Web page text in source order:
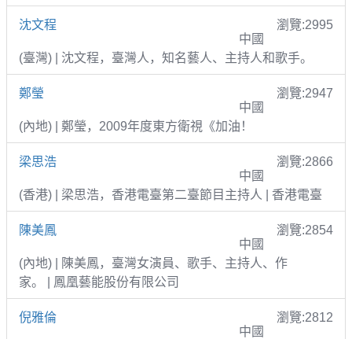
沈文程
瀏覽:2995
中國
(臺灣) | 沈文程，臺灣人，知名藝人、主持人和歌手。
鄭瑩
瀏覽:2947
中國
(內地) | 鄭瑩，2009年度東方衛視《加油！
梁思浩
瀏覽:2866
中國
(香港) | 梁思浩，香港電臺第二臺節目主持人 | 香港電臺
陳美鳳
瀏覽:2854
中國
(內地) | 陳美鳳，臺灣女演員、歌手、主持人、作
家。 | 鳳凰藝能股份有限公司
倪雅倫
瀏覽:2812
中國